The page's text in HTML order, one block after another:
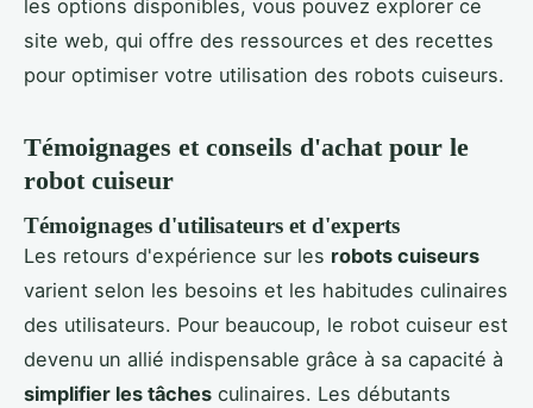
les options disponibles, vous pouvez explorer ce
site web, qui offre des ressources et des recettes
pour optimiser votre utilisation des robots cuiseurs.
Témoignages et conseils d'achat pour le
robot cuiseur
Témoignages d'utilisateurs et d'experts
Les retours d'expérience sur les robots cuiseurs
varient selon les besoins et les habitudes culinaires
des utilisateurs. Pour beaucoup, le robot cuiseur est
devenu un allié indispensable grâce à sa capacité à
simplifier les tâches culinaires. Les débutants